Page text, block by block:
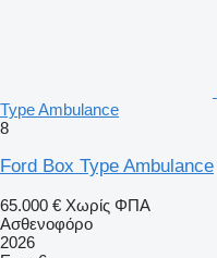
Type Ambulance
8
Ford Box Type Ambulance
65.000 € Χωρίς ΦΠΑ
Ασθενοφόρο
2026